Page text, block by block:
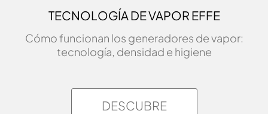
TECNOLOGÍA DE VAPOR EFFE
Cómo funcionan los generadores de vapor:
tecnología, densidad e higiene
DESCUBRE